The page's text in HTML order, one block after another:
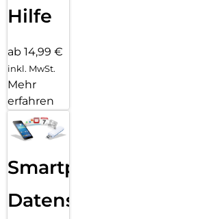
Hilfe
ab 14,99 €
inkl. MwSt.
Mehr
erfahren
Smartphone
Datensicherung